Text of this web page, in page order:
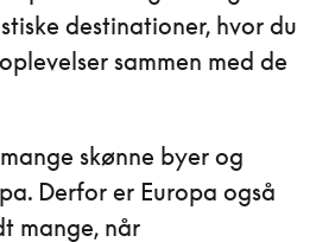
destinationer, hvor du
sammen med de
skønne byer og
Derfor er Europa også
mange, når